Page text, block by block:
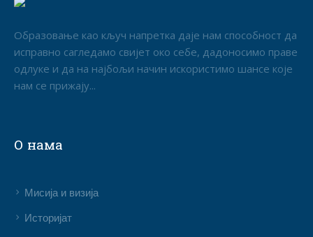
Образовање као кључ напретка даје нам способност да
исправно сагледамо свијет око себе, дадоносимо праве
одлуке и да на најбољи начин искористимо шансе које
нам се прижају...
О нама
Мисија и визија
Историјат